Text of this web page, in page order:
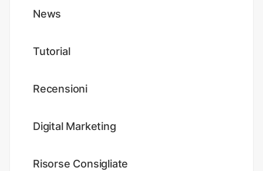
News
Tutorial
Recensioni
Digital Marketing
Risorse Consigliate